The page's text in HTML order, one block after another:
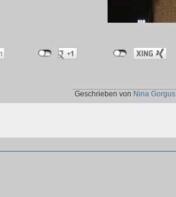
Geschrieben von Nina Gorgus